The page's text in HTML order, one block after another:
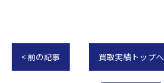
< 前の記事 買取実績トップへ